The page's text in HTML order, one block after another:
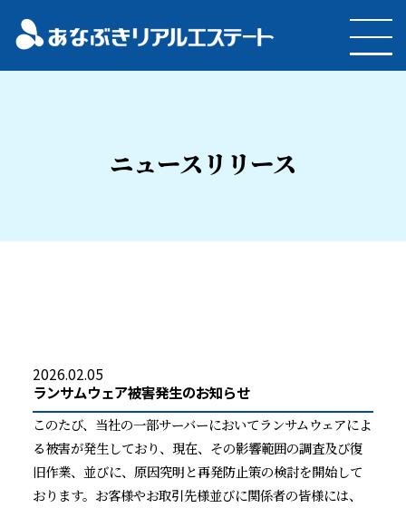
ニュースリリース
2026.02.05
ランサムウェア被害発生のお知らせ
このたび、当社の一部サーバーにおいてランサムウェアによ
る被害が発生しており、現在、その影響範囲の調査及び復
旧作業、並びに、原因究明と再発防止策の検討を開始して
おります。お客様やお取引先様並びに関係者の皆様には、